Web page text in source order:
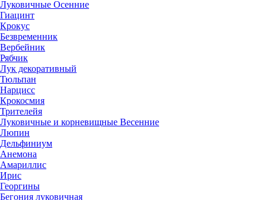
Луковичные Осенние
Гиацинт
Крокус
Безвременник
Вербейник
Рябчик
Лук декоративный
Тюльпан
Нарцисс
Крокосмия
Трителейя
Луковичные и корневищные Весенние
Люпин
Дельфиниум
Анемона
Амариллис
Ирис
Георгины
Бегония луковичная